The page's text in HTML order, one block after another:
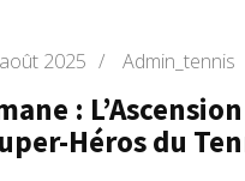
2025 / Admin_tennis
:
Héros du